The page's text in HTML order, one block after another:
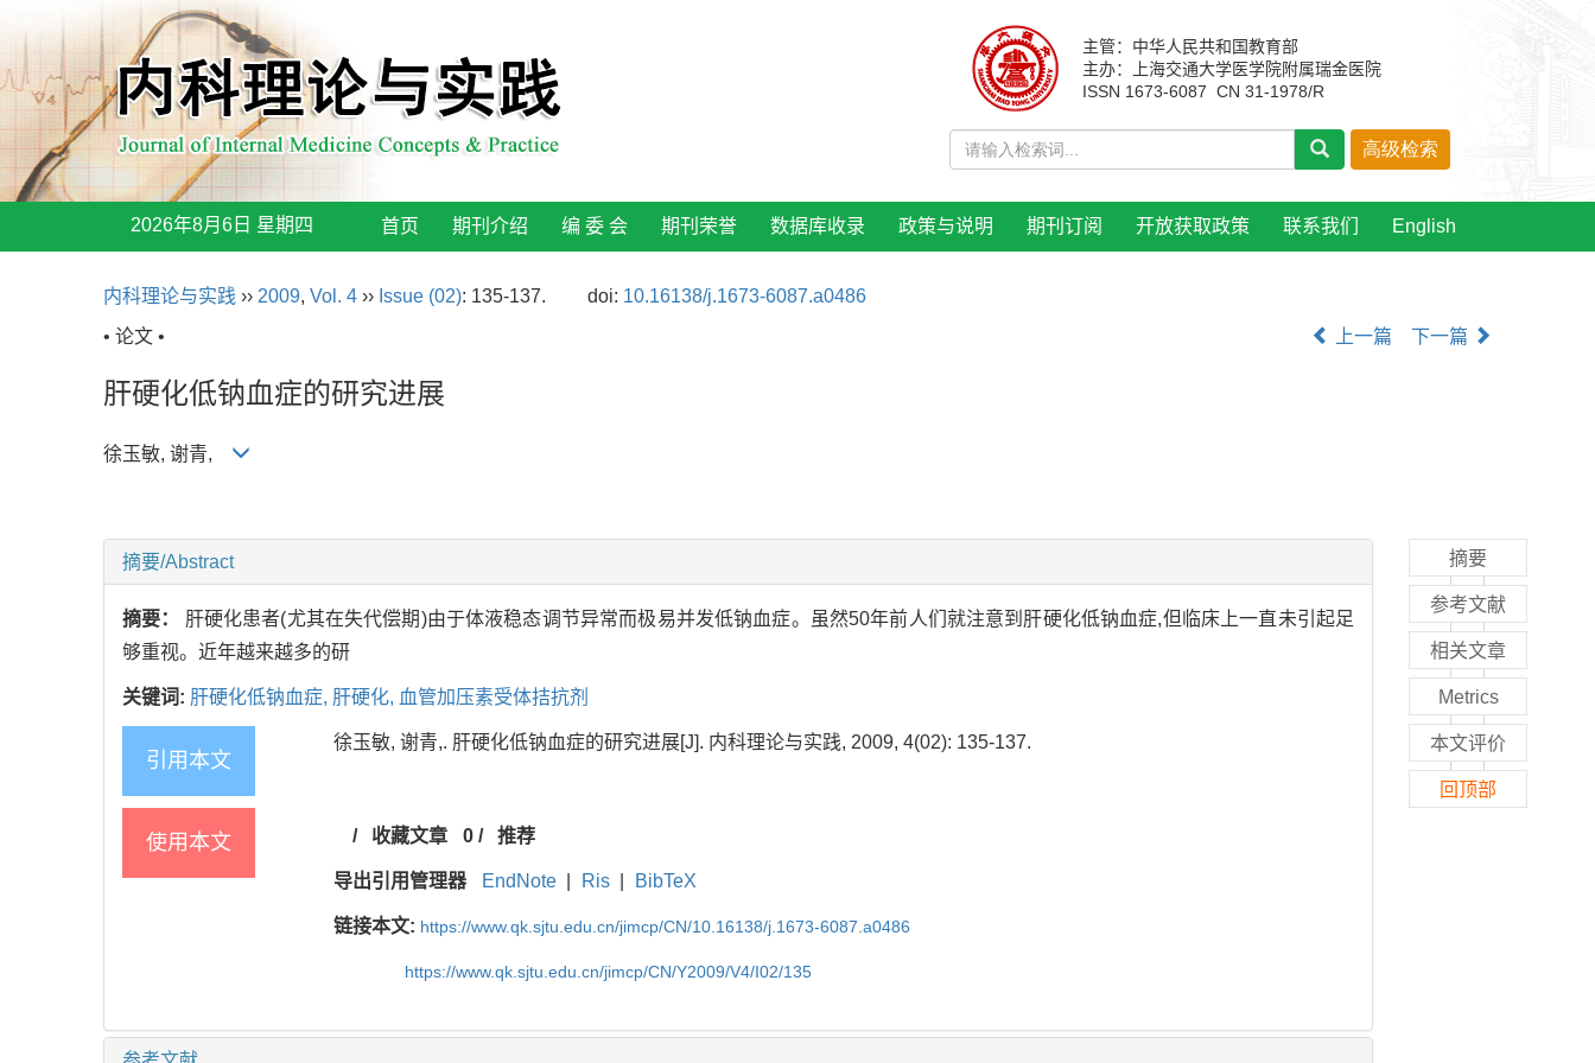
主管：中华人民共和国教育部
主办：上海交通大学医学院附属瑞金医院
ISSN 1673-6087 CN 31-1978/R
2026年8月6日 星期四 首页 期刊介绍 编 委 会 期刊荣誉 数据库收录 政策与说明 期刊订阅 开放获取政策 联系我们 English
内科理论与实践 ›› 2009, Vol. 4 ›› Issue (02): 135-137. doi: 10.16138/j.1673-6087.a0486
• 论文 •
上一篇 下一篇
肝硬化低钠血症的研究进展
徐玉敏, 谢青,
摘要/Abstract
摘要： 肝硬化患者(尤其在失代偿期)由于体液稳态调节异常而极易并发低钠血症。虽然50年前人们就注意到肝硬化低钠血症,但临床上一直未引起足
够重视。近年越来越多的研
关键词: 肝硬化低钠血症, 肝硬化, 血管加压素受体拮抗剂
引用本文
徐玉敏, 谢青,. 肝硬化低钠血症的研究进展[J]. 内科理论与实践, 2009, 4(02): 135-137.
使用本文 / 收藏文章 0/ 推荐
导出引用管理器 EndNote Ris BibTeX
链接本文: https://www.qk.sjtu.edu.cn/jimcp/CN/10.16138/j.1673-6087.a0486
https://www.qk.sjtu.edu.cn/jimcp/CN/Y2009/V4/I02/135
摘要
参考文献
相关文章
Metrics
本文评价
回顶部